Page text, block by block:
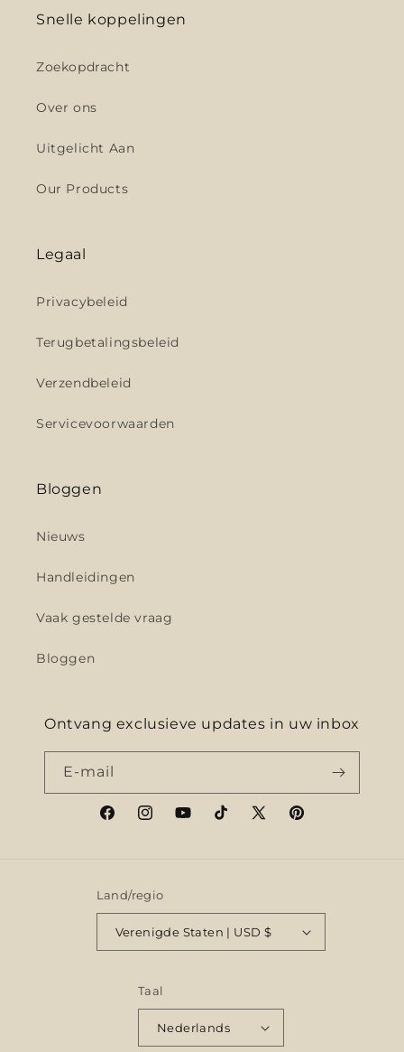
Snelle koppelingen
Zoekopdracht
Over ons
Uitgelicht Aan
Our Products
Legaal
Privacybeleid
Terugbetalingsbeleid
Verzendbeleid
Servicevoorwaarden
Bloggen
Nieuws
Handleidingen
Vaak gestelde vraag
Bloggen
Ontvang exclusieve updates in uw inbox
E‑mail
FacebookInstagramYouTubeTikTokX
Pinterest
Land/regio
Verenigde Staten | USD $
Taal
Nederlands